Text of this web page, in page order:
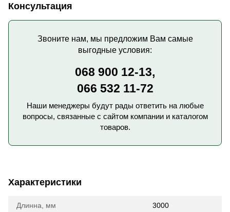
Консультация
Звоните нам, мы предложим Вам самые
выгодные условия:
068 900 12-13,
066 532 11-72
Наши менеджеры будут рады ответить на любые
вопросы, связанные с сайтом компании и каталогом
товаров.
Характеристики
Длинна, мм 3000